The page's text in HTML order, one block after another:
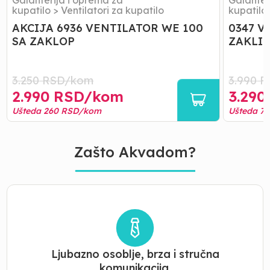
kupatilo > Ventilatori za kupatilo
AKCIJA 6936 VENTILATOR WE 100
SA ZAKLOP
3.250RSD/kom
2.990 RSD/kom
Ušteda 260RSD/kom
kupatilo
0347
3.990
3.290
Ušteda
Zašto Akvadom?
Ljubazno osoblje, brza i stručna